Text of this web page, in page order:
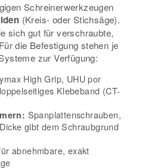
Schreinerwerkzeugen
(Kreis- oder Stichsäge).
sich gut für verschraubte,
die Befestigung stehen je
zur Verfügung:
High Grip, UHU por
Klebeband (CT-
Spanplattenschrauben,
gibt dem Schraubgrund
abnehmbare, exakt